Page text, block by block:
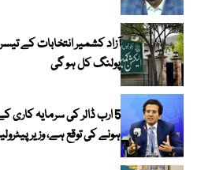
پولنگ کل ہو گی
5 ارب ڈالر کی سرمایہ
ہونے کی توقع ہے، وزیر